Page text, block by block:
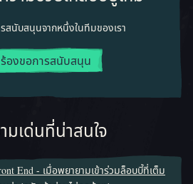
สนับสนุนจากหนึ่งในทีมของเรา
องขอการสนับสนุน
มเด่นที่น่าสนใจ
End - เมื่อพยายามเข้าร่วมล็อบบี้ที่เต็ม